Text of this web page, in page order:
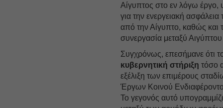
Αίγυπτος στο εν λόγω έργο,
για την ενεργειακή
από την Αίγυπτο, καθώς και
συνεργασία μεταξύ
Συγχρόνως, επεσήμανε ότι
κυβερνητική στήριξη τόσο
εξέλιξη των επιμέρους
Έργων Κοινού
Το γεγονός αυτό